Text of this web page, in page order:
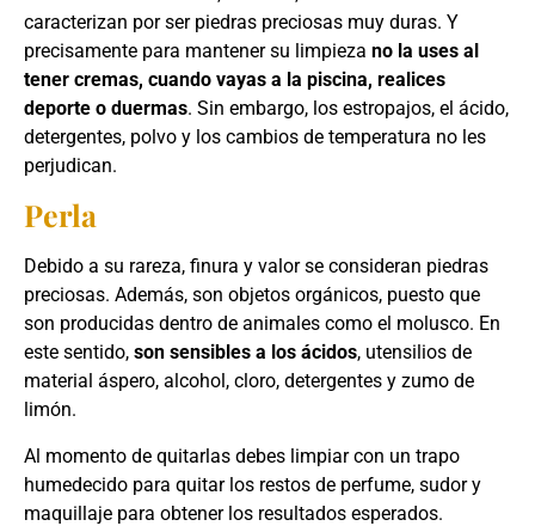
caracterizan por ser piedras preciosas muy duras. Y
precisamente para mantener su limpieza no la uses al
tener cremas, cuando vayas a la piscina, realices
deporte o duermas. Sin embargo, los estropajos, el ácido,
detergentes, polvo y los cambios de temperatura no les
perjudican.
Perla
Debido a su rareza, finura y valor se consideran piedras
preciosas. Además, son objetos orgánicos, puesto que
son producidas dentro de animales como el molusco. En
este sentido, son sensibles a los ácidos, utensilios de
material áspero, alcohol, cloro, detergentes y zumo de
limón.
Al momento de quitarlas debes limpiar con un trapo
humedecido para quitar los restos de perfume, sudor y
maquillaje para obtener los resultados esperados.